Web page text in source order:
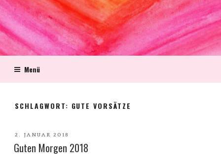
Menü
SCHLAGWORT: GUTE VORSÄTZE
VERÖFFENTLICHT
AM
2. JANUAR 2018
Guten Morgen 2018